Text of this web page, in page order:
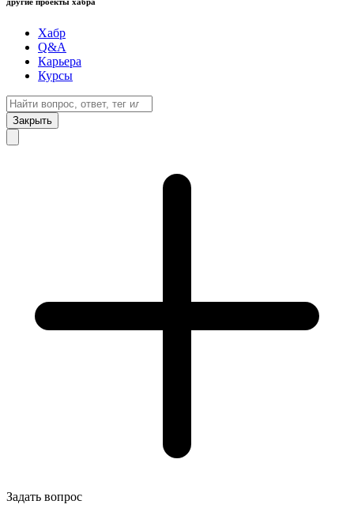
Хабр
Q&A
Карьера
Курсы
Закрыть
Задать вопрос